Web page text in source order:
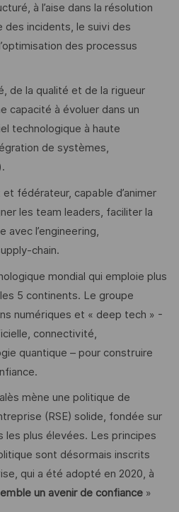
à l’aise dans la résolution
des incidents, le suivi des
des processus
de la qualité et de la rigueur
capacité à évoluer dans un
technologique à haute
de systèmes,
fédérateur, capable d’animer
les team leaders, faciliter la
avec l’engineering,
chain.
mondial qui emploie plus
5 continents. Le groupe
numériques et « deep tech » -
connectivité,
quantique – pour construire
mène une politique de
(RSE) solide, fondée sur
les plus élevées. Les principes
sont désormais inscrits
qui a été adopté en 2020, à
un avenir de confiance»